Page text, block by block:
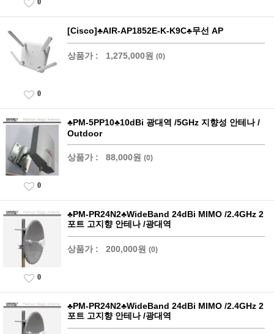
0
[Cisco]♣AIR-AP1852E-K-K9C♣무선 AP
상품가 : 1,275,000원 (0)
0
♣PM-5PP10♣10dBi 광대역 /5GHz 지향성 안테나 /
Outdoor
상품가 : 88,000원 (0)
0
♣PM-PR24N2♣WideBand 24dBi MIMO /2.4GHz 2
포트 고지향 안테나 /광대역
상품가 : 200,000원 (0)
0
♣PM-PR24N2♣WideBand 24dBi MIMO /2.4GHz 2
포트 고지향 안테나 /광대역